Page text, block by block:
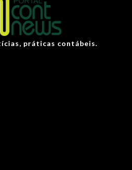
práticas contábeis.